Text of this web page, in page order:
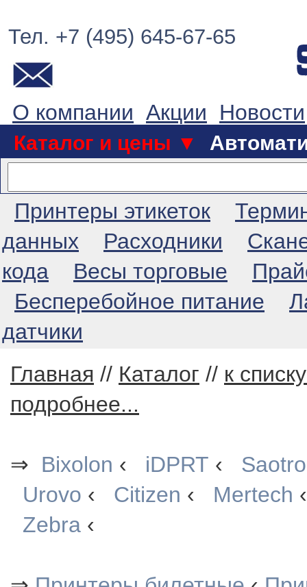
Тел. +7 (495) 645-67-65
О компании Акции Новости
Каталог и цены ▼
Принтеры этикеток
данных
Расходники
кода
Весы торговые
Бесперебойное питание
датчики
Главная // Каталог // к
подробнее...
⇒ Bixolon ‹ iDPRT ‹
Urovo ‹ Citizen ‹ Mertech
Zebra ‹